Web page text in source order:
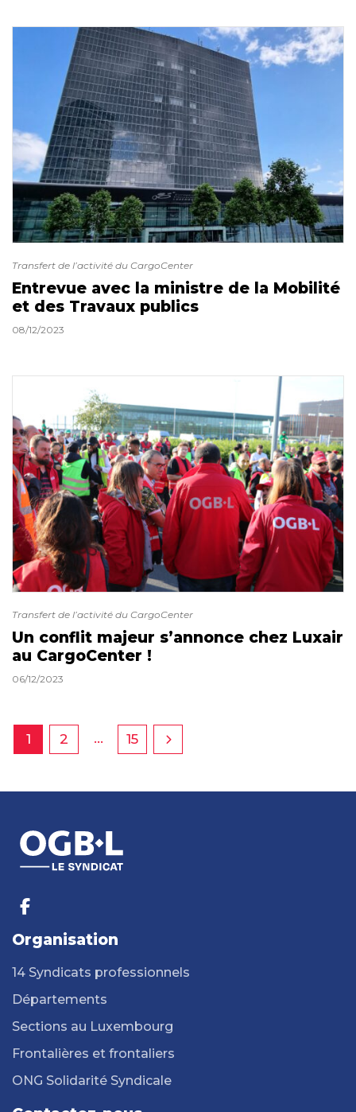
Transfert de l’activité du CargoCenter
Entrevue avec la ministre de la Mobilité
et des Travaux publics
08/12/2023
Transfert de l’activité du CargoCenter
Un conflit majeur s’annonce chez Luxair
au CargoCenter !
06/12/2023
1 2 … 15
Organisation
14 Syndicats professionnels
Départements
Sections au Luxembourg
Frontalières et frontaliers
ONG Solidarité Syndicale